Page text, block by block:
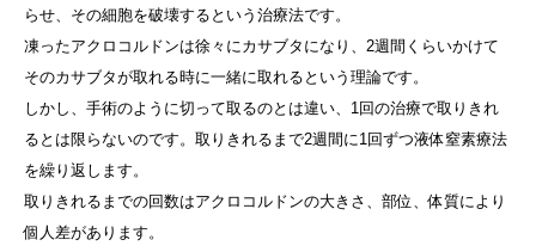
らせ、その細胞を破壊するという治療法です。
凍ったアクロコルドンは徐々にカサブタになり、2週間くらいかけて
そのカサブタが取れる時に一緒に取れるという理論です。
しかし、手術のように切って取るのとは違い、1回の治療で取りきれ
るとは限らないのです。取りきれるまで2週間に1回ずつ液体窒素療法
を繰り返します。
取りきれるまでの回数はアクロコルドンの大きさ、部位、体質により
個人差があります。